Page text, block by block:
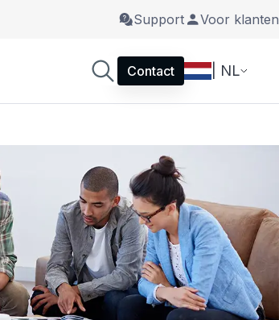
Support Voor klanten
Contact | NL